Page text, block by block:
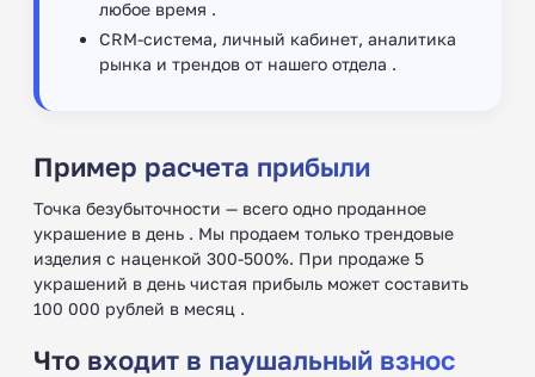
любое время .
CRM-система, личный кабинет, аналитика
рынка и трендов от нашего отдела .
Пример расчета прибыли
Точка безубыточности — всего одно проданное
украшение в день . Мы продаем только трендовые
изделия с наценкой 300-500%. При продаже 5
украшений в день чистая прибыль может составить
100 000 рублей в месяц .
Что входит в паушальный взнос